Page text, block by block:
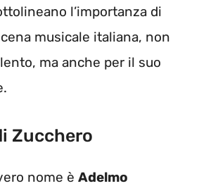
l’importanza di
musicale italiana, non
ma anche per il suo
Zucchero
nome è Adelmo